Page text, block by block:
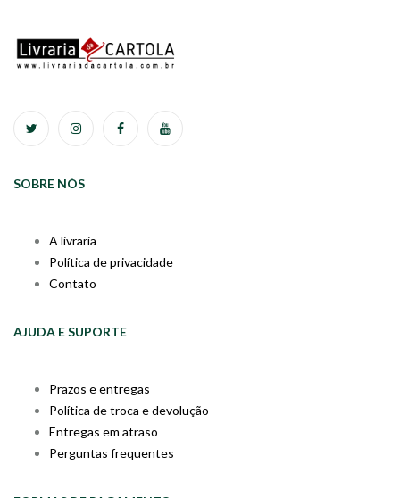
SOBRE NÓS
A livraria
Política de privacidade
Contato
AJUDA E SUPORTE
Prazos e entregas
Política de troca e devolução
Entregas em atraso
Perguntas frequentes